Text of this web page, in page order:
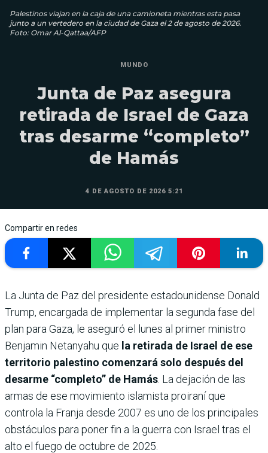
Palestinos viajan en la caja de una camioneta mientras esta pasa
junto a un vertedero en la ciudad de Gaza el 2 de agosto de 2026.
Foto: Omar Al-Qattaa/AFP
MUNDO
Junta de Paz asegura
retirada de Israel de Gaza
tras desarme “completo”
de Hamás
4 DE AGOSTO DE 2026 5:21
Compartir en redes
La Junta de Paz del presidente estadounidense Donald
Trump, encargada de implementar la segunda fase del
plan para Gaza, le aseguró el lunes al primer ministro
Benjamin Netanyahu que la retirada de Israel de ese
territorio palestino comenzará solo después del
desarme “completo” de Hamás . La dejación de las
armas de ese movimiento islamista proiraní que
controla la Franja desde 2007 es uno de los principales
obstáculos para poner fin a la guerra con Israel tras el
alto el fuego de octubre de 2025.